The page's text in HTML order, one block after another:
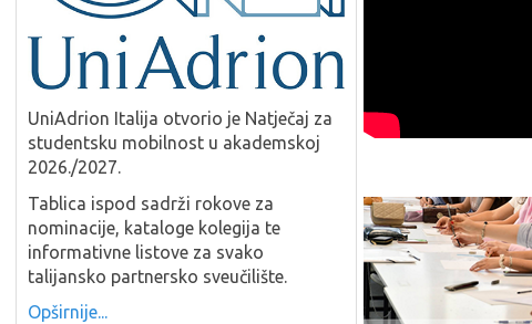
UniAdrion Italija otvorio je Natječaj za
studentsku mobilnost u akademskoj
2026./2027.
Tablica ispod sadrži rokove za
nominacije, kataloge kolegija te
informativne listove za svako
talijansko partnersko sveučilište.
Opširnije...